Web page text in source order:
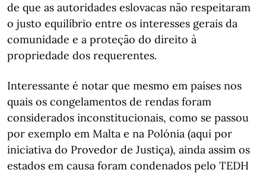
de que as autoridades eslovacas não respeitaram
o justo equilíbrio entre os interesses gerais da
comunidade e a proteção do direito à
propriedade dos requerentes.
Interessante é notar que mesmo em países nos
quais os congelamentos de rendas foram
considerados inconstitucionais, como se passou
por exemplo em Malta e na Polónia (aqui por
iniciativa do Provedor de Justiça), ainda assim os
estados em causa foram condenados pelo TEDH